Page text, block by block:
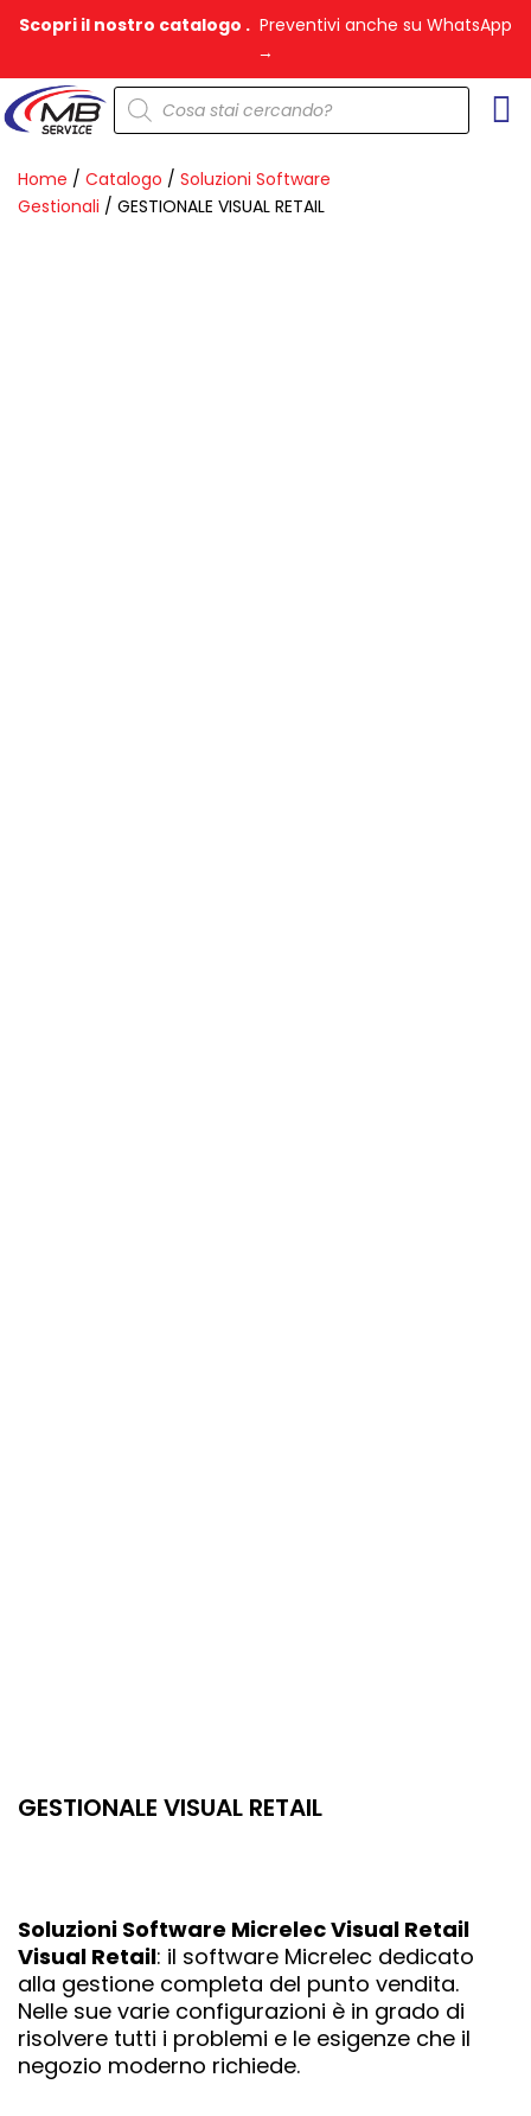
VaiScopri il nostro catalogo . Preventivi anche su WhatsApp
→
Products
search
Home / Catalogo / Soluzioni Software
Gestionali / GESTIONALE VISUAL RETAIL
GESTIONALE VISUAL RETAIL
Soluzioni Software Micrelec Visual Retail
Visual Retail: il software Micrelec dedicato
alla gestione completa del punto vendita.
Nelle sue varie configurazioni è in grado di
risolvere tutti i problemi e le esigenze che il
negozio moderno richiede.